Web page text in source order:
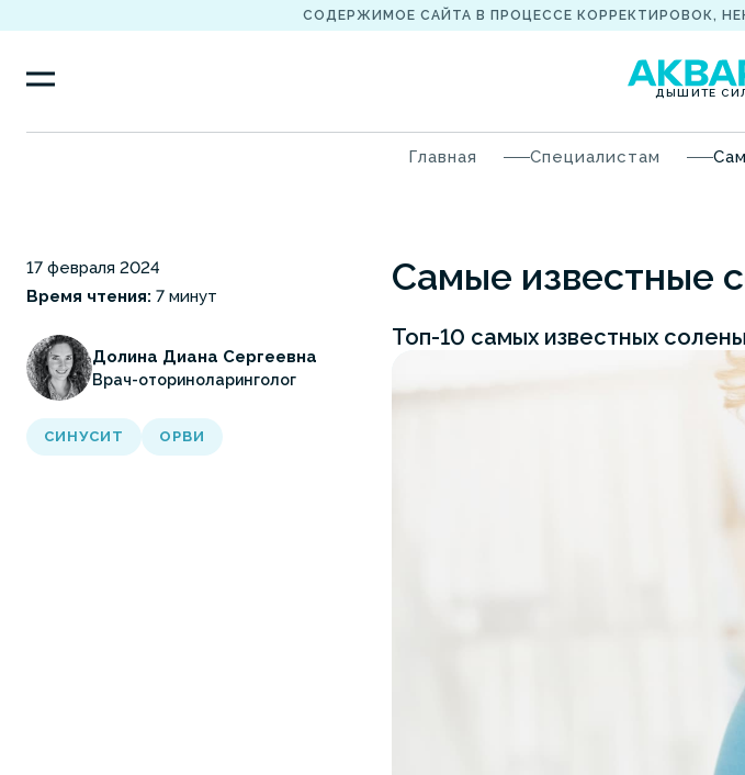
СОДЕРЖИМОЕ САЙТА В ПРОЦЕССЕ КОРРЕКТИРОВОК,
ДЫШИТЕ
Главная Специалистам
17 февраля 2024
Время чтения: 7 минут
Долина Диана Сергеевна
Врач-оториноларинголог
СИНУСИТ ОРВИ
Самые известные
Топ-10 самых известных